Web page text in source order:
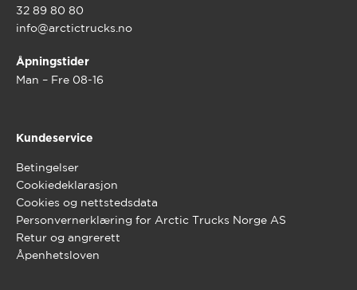
32 89 80 80
info@arctictrucks.no
Åpningstider
Man – Fre 08-16
Kundeservice
Betingelser
Cookiedeklarasjon
Cookies og nettstedsdata
Personvernerklæring for Arctic Trucks Norge AS
Retur og angrerett
Åpenhetsloven